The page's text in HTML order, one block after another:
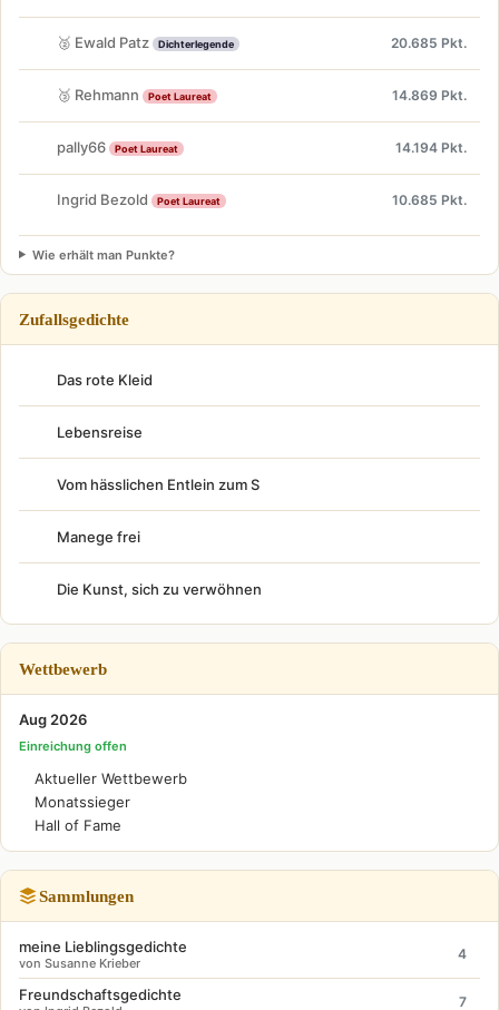
🥈 Ewald Patz Dichterlegende 20.685 Pkt.
🥉 Rehmann Poet Laureat 14.869 Pkt.
pally66 Poet Laureat 14.194 Pkt.
Ingrid Bezold Poet Laureat 10.685 Pkt.
Wie erhält man Punkte?
Zufallsgedichte
Das rote Kleid
Lebensreise
Vom hässlichen Entlein zum S
Manege frei
Die Kunst, sich zu verwöhnen
Wettbewerb
Aug 2026
Einreichung offen
Aktueller Wettbewerb
Monatssieger
Hall of Fame
Sammlungen
meine Lieblingsgedichte
von Susanne Krieber
4
Freundschaftsgedichte 7